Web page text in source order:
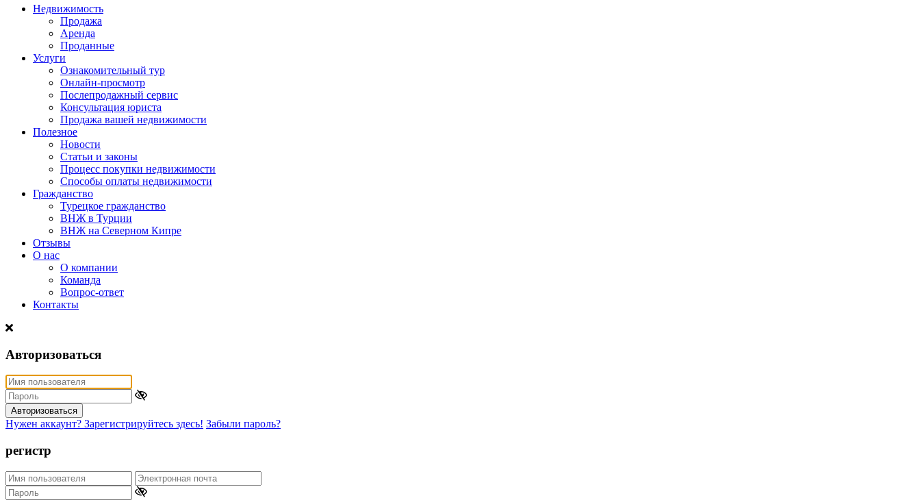
Недвижимость
Продажа
Аренда
Проданные
Услуги
Ознакомительный тур
Онлайн-просмотр
Послепродажный сервис
Консультация юриста
Продажа вашей недвижимости
Полезное
Новости
Статьи и законы
Процесс покупки недвижимости
Способы оплаты недвижимости
Гражданство
Турецкое гражданство
ВНЖ в Турции
ВНЖ на Северном Кипре
Отзывы
О нас
О компании
Команда
Вопрос-ответ
Контакты
Авторизоваться
Авторизоваться
Нужен аккаунт? Зарегистрируйтесь здесь! Забыли пароль?
регистр